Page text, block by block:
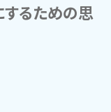
するための思